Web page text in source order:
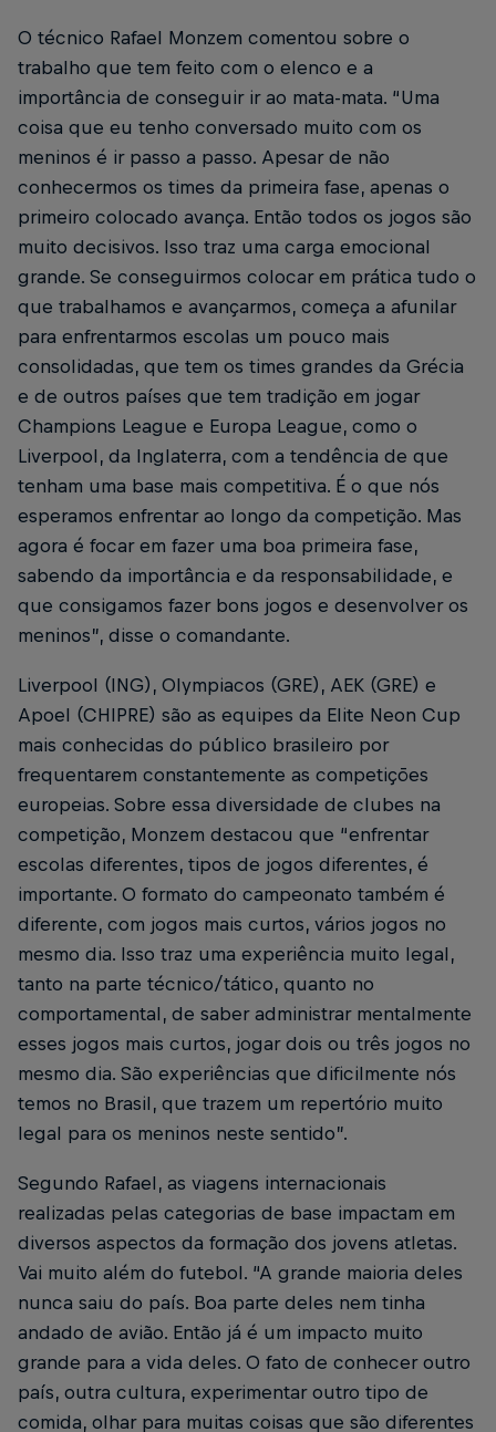
O técnico Rafael Monzem comentou sobre o
trabalho que tem feito com o elenco e a
importância de conseguir ir ao mata-mata. “Uma
coisa que eu tenho conversado muito com os
meninos é ir passo a passo. Apesar de não
conhecermos os times da primeira fase, apenas o
primeiro colocado avança. Então todos os jogos são
muito decisivos. Isso traz uma carga emocional
grande. Se conseguirmos colocar em prática tudo o
que trabalhamos e avançarmos, começa a afunilar
para enfrentarmos escolas um pouco mais
consolidadas, que tem os times grandes da Grécia
e de outros países que tem tradição em jogar
Champions League e Europa League, como o
Liverpool, da Inglaterra, com a tendência de que
tenham uma base mais competitiva. É o que nós
esperamos enfrentar ao longo da competição. Mas
agora é focar em fazer uma boa primeira fase,
sabendo da importância e da responsabilidade, e
que consigamos fazer bons jogos e desenvolver os
meninos”, disse o comandante.
Liverpool (ING), Olympiacos (GRE), AEK (GRE) e
Apoel (CHIPRE) são as equipes da Elite Neon Cup
mais conhecidas do público brasileiro por
frequentarem constantemente as competições
europeias. Sobre essa diversidade de clubes na
competição, Monzem destacou que “enfrentar
escolas diferentes, tipos de jogos diferentes, é
importante. O formato do campeonato também é
diferente, com jogos mais curtos, vários jogos no
mesmo dia. Isso traz uma experiência muito legal,
tanto na parte técnico/tático, quanto no
comportamental, de saber administrar mentalmente
esses jogos mais curtos, jogar dois ou três jogos no
mesmo dia. São experiências que dificilmente nós
temos no Brasil, que trazem um repertório muito
legal para os meninos neste sentido”.
Segundo Rafael, as viagens internacionais
realizadas pelas categorias de base impactam em
diversos aspectos da formação dos jovens atletas.
Vai muito além do futebol. “A grande maioria deles
nunca saiu do país. Boa parte deles nem tinha
andado de avião. Então já é um impacto muito
grande para a vida deles. O fato de conhecer outro
país, outra cultura, experimentar outro tipo de
comida, olhar para muitas coisas que são diferentes